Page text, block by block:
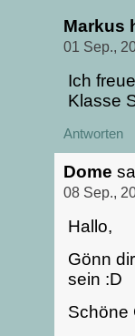
Markus
01 Sep.,
Ich
Klasse
Antworten
Dome
08 Sep.,
Hallo,
Gönn
sein :D
Schöne